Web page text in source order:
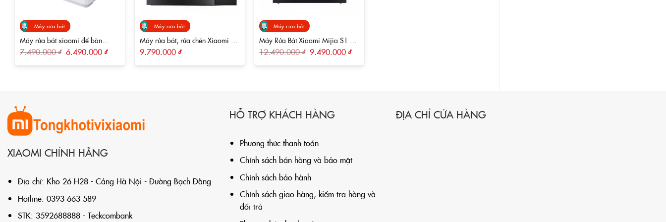
Máy rửa bát
Máy rửa bát xiaomi để bàn
thông minh Mijia 5 bộ S1
7.490.000₫ Giá
gốc
là:
6.490.000 ₫Giá
tại
Máy rửa bát
Máy rửa bát, rửa chén Xiaomi 8
bộ Mijia VDW0801M
9.790.000 ₫
Máy rửa bát
Máy Rửa Bát Xiaomi Mijia S1 12
Bộ
12.490.000₫ Giá
gốc
là:
9.490.000₫Giá
tại
XIAOMI CHÍNH HÃNG
Địa chỉ: Kho 26 H28 - Cảng Hà Nội - Đường Bạch Đằng
Hotline: 0393 663 589
STK: 3592688888 - Teckcombank
HỖ TRỢ KHÁCH HÀNG
Phương thức thanh toán
Chính sách bán hàng và bảo mật
Chính sách bảo hành
Chính sách giao hàng, kiểm tra hàng và
đổi trả
ĐỊA CHỈ CỬA HÀNG